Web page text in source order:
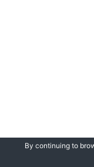
By continuing to